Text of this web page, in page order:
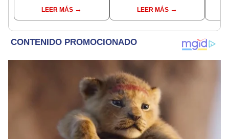
dentro de nuestras
facultades"
LEER MÁS
madrugadaLEER MÁS